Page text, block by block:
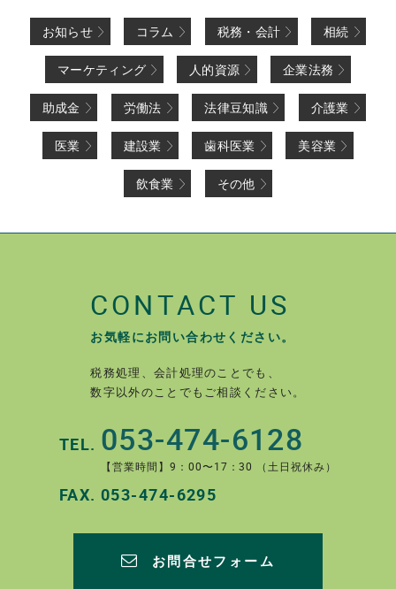
お知らせ コラム 税務・会計 相続
マーケティング 人的資源 企業法務
助成金 労働法 法律豆知識 介護業
医業 建設業 歯科医業 美容業
飲食業 その他
CONTACT US
お気軽にお問い合わせください。
税務処理、会計処理のことでも、
数字以外のことでもご相談ください。
TEL. 053-474-6128
【営業時間】9：00〜17：30 （土日祝休み）
FAX. 053-474-6295
お問合せフォーム